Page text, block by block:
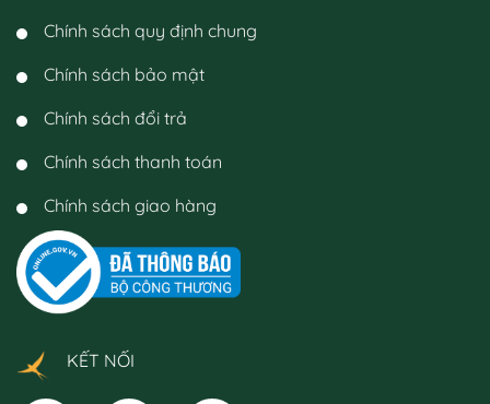
Chính sách quy định chung
Chính sách bảo mật
Chính sách đổi trả
Chính sách thanh toán
Chính sách giao hàng
KẾT NỐI